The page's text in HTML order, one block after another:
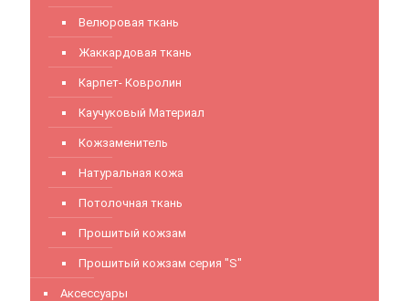
Велюровая ткань
Жаккардовая ткань
Карпет- Ковролин
Каучуковый Материал
Кожзаменитель
Натуральная кожа
Потолочная ткань
Прошитый кожзам
Прошитый кожзам серия "S"
Аксессуары